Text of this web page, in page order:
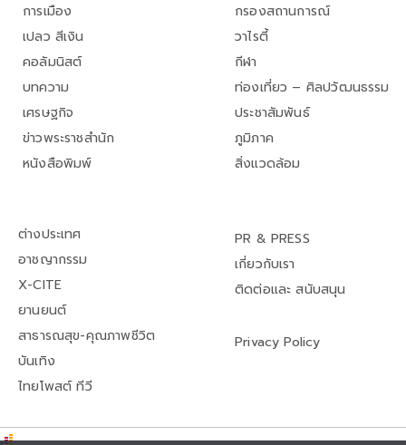
การเมือง
เปลว สีเงิน
คอลัมนิสต์
บทความ
เศรษฐกิจ
ข่าวพระราชสำนัก
หนังสือพิมพ์
กรองสถานการณ์
วาไรตี้
กีฬา
ท่องเที่ยว – ศิลปวัฒนธรรม
ประชาสัมพันธ์
ภูมิภาค
สิ่งแวดล้อม
ต่างประเทศ
อาชญากรรม
X-CITE
ยานยนต์
สาธารณสุข-คุณภาพชีวิต
บันเทิง
ไทยโพสต์ ทีวี
PR & PRESS
เกี่ยวกับเรา
ติดต่อและ สนับสนุน
Privacy Policy